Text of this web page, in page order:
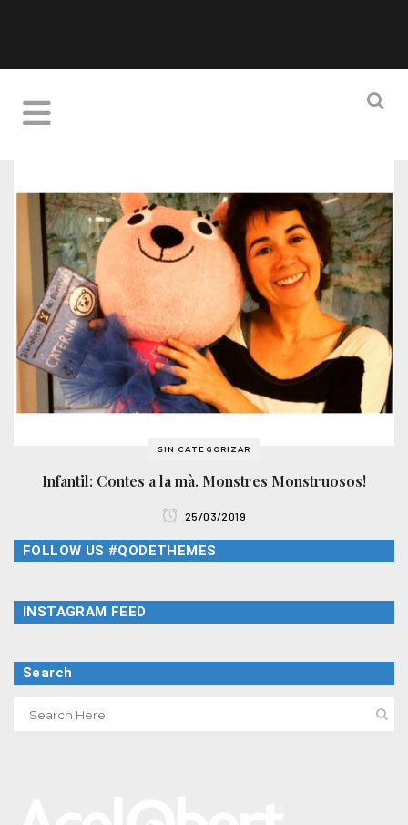
SIN CATEGORIZAR
Infantil: Contes a la mà. Monstres Monstruosos!
25/03/2019
FOLLOW US #QODETHEMES
INSTAGRAM FEED
Search